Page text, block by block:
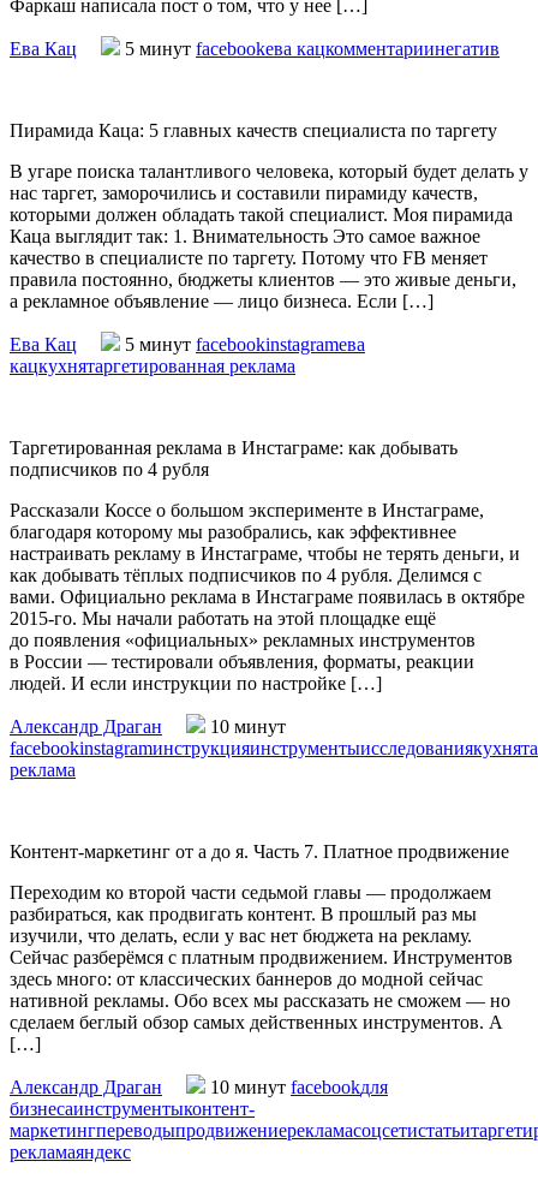
Фаркаш написала пост о том, что у нее […]
Ева Кац 5 минут facebookева кацкомментариинегатив
Пирамида Каца: 5 главных качеств специалиста по таргету
В угаре поиска талантливого человека, который будет делать у
нас таргет, заморочились и составили пирамиду качеств,
которыми должен обладать такой специалист. Моя пирамида
Каца выглядит так: 1. Внимательность Это самое важное
качество в специалисте по таргету. Потому что FB меняет
правила постоянно, бюджеты клиентов — это живые деньги,
а рекламное объявление — лицо бизнеса. Если […]
Ева Кац 5 минут facebookinstagramева
кацкухнятаргетированная реклама
Таргетированная реклама в Инстаграме: как добывать
подписчиков по 4 рубля
Рассказали Коссе о большом эксперименте в Инстаграме,
благодаря которому мы разобрались, как эффективнее
настраивать рекламу в Инстаграме, чтобы не терять деньги, и
как добывать тёплых подписчиков по 4 рубля. Делимся с
вами. Официально реклама в Инстаграме появилась в октябре
2015-го. Мы начали работать на этой площадке ещё
до появления «официальных» рекламных инструментов
в России — тестировали объявления, форматы, реакции
людей. И если инструкции по настройке […]
Александр Драган
10 минут
facebookinstagramинструкцияинструментыисследованиякухня
реклама
Контент-маркетинг от а до я. Часть 7. Платное продвижение
Переходим ко второй части седьмой главы — продолжаем
разбираться, как продвигать контент. В прошлый раз мы
изучили, что делать, если у вас нет бюджета на рекламу.
Сейчас разберёмся с платным продвижением. Инструментов
здесь много: от классических баннеров до модной сейчас
нативной рекламы. Обо всех мы рассказать не сможем — но
сделаем беглый обзор самых действенных инструментов. А
[…]
Александр Драган 10 минут facebookдля
бизнесаинструментыконтент-
маркетингпереводыпродвижениерекламасоцсетистатьи
рекламаяндекс